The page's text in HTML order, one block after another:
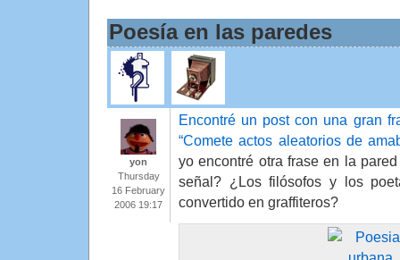
Poesía en las paredes
yon
Thursday
16 February
2006 19:17
Encontré un post con una gran
“Comete actos aleatorios de
yo encontré otra frase en la
señal? ¿Los filósofos y los
convertido en graffiteros?